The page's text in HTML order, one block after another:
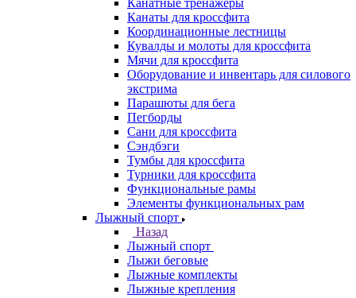
Канатные тренажёры
Канаты для кроссфита
Координационные лестницы
Кувалды и молоты для кроссфита
Мячи для кроссфита
Оборудование и инвентарь для силового
экстрима
Парашюты для бега
Пегборды
Сани для кроссфита
Сэндбэги
Тумбы для кроссфита
Турники для кроссфита
Функциональные рамы
Элементы функциональных рам
Лыжный спорт
Назад
Лыжный спорт
Лыжи беговые
Лыжные комплекты
Лыжные крепления